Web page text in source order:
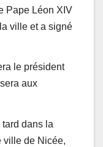
Pape Léon XIV
ville et a signé
le président
aux
dans la
ville de Nicée,